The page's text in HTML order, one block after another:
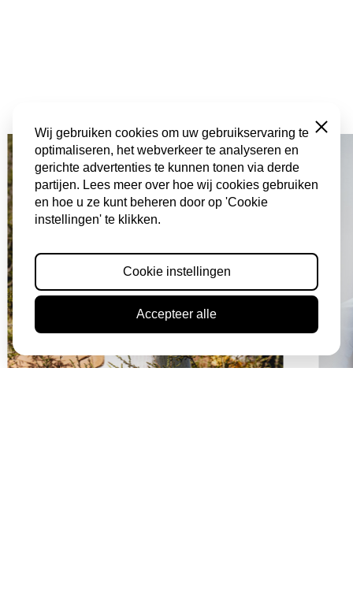
Wij gebruiken cookies om uw gebruikservaring te
optimaliseren, het webverkeer te analyseren en
gerichte advertenties te kunnen tonen via derde
partijen. Lees meer over hoe wij cookies gebruiken
en hoe u ze kunt beheren door op 'Cookie
instellingen' te klikken.
Sluiten
Cookie instellingen
Accepteer alle